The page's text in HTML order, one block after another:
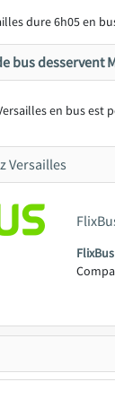
dure 6h05 en
bus desservent
en bus est
Versailles
FlixBus